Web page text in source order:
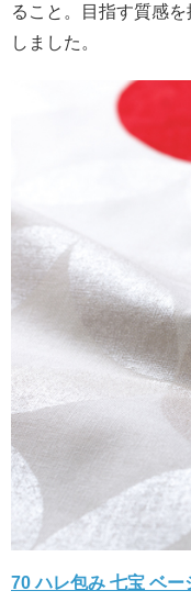
ること。目指す質感
しました。
70 ハレ包み 七宝 ベー